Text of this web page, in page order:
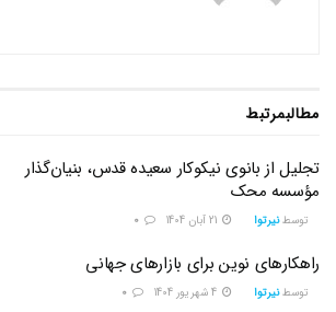
مطالبمرتبط
تجلیل از بانوی نیکوکار سعیده قدس، بنیان‌گذار
مؤسسه محک
توسط نیرتوا
راهکارهای نوین برای بازارهای جهانی
توسط نیرتوا